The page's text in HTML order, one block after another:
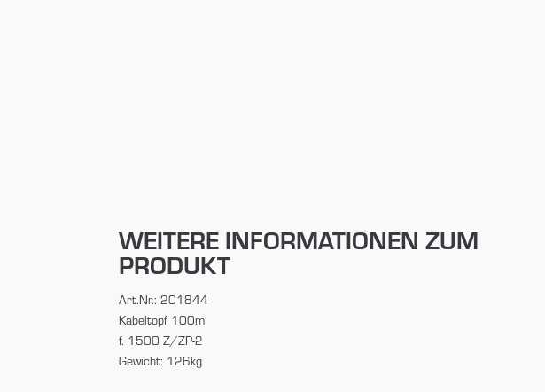
WEITERE INFORMATIONEN ZUM
PRODUKT
Art.Nr.: 201844
Kabeltopf 100m
f. 1500 Z/ZP-2
Gewicht: 126kg